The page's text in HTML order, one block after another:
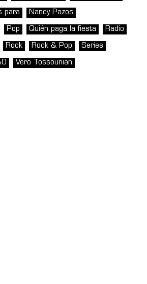
para Nancy Pazos
Pop Quién paga la fiesta Radio
Rock Rock & Pop Series
Vero Tossounian